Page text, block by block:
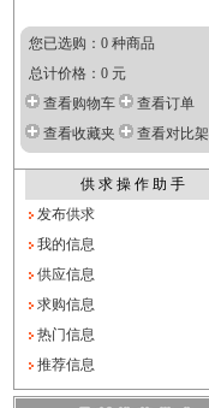
您已选购：0 种商品
总计价格：0 元
查看购物车
查看订单
查看收藏夹
查看对比架
供 求 操 作 助 手
发布供求
我的信息
供应信息
求购信息
热门信息
推荐信息